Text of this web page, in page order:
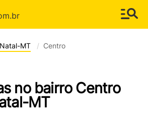
MT Centro
no bairro Centro
MT